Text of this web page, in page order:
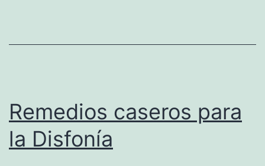
Remedios caseros para
la Disfonía